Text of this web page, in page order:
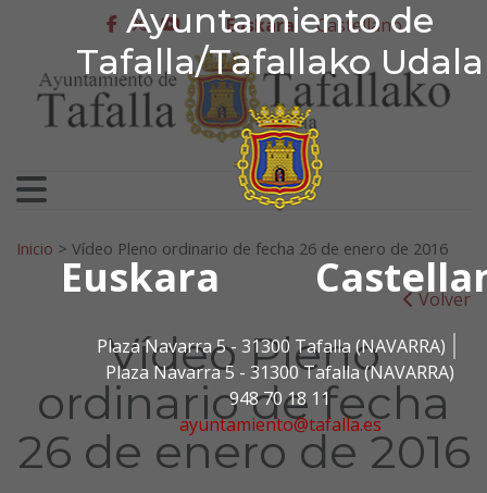
Ayuntamiento de
Tafalla/Tafallako Udala
Euskara
Plaza Navarra 5 - 31300 Tafalla (NAVARRA)
Plaza Navarra 5 - 31300 Tafalla (NAVARRA)
948 70 18 11
ayuntamiento@tafalla.es
Ir al contenido
Ayuntamiento de
facebook
twitter
youtube
Euskara Castellano
Bilatu:
Inicio > Vídeo Pleno ordinario de fecha 26 de enero de 2016
Volver
Vídeo Pleno
ordinario de fecha
26 de enero de 2016